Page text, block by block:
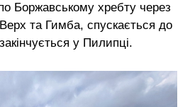
Боржавському хребту через
та Гимба, спускається до
у Пилипці.